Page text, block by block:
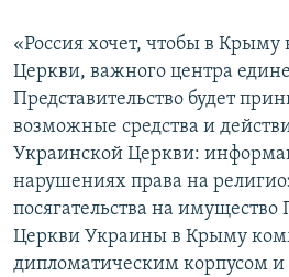
«Россия хочет, чтобы в
Церкви, важного центра
Представительство будет
возможные средства и
Украинской Церкви:
нарушениях права на
посягательства на имущество
Церкви Украины в Крыму
дипломатическим корпусом